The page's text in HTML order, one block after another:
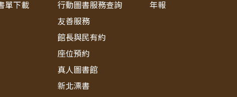
單下載
行動圖書服務查詢
友善服務
館長與民有約
座位預約
真人圖書館
新北漂書
年報